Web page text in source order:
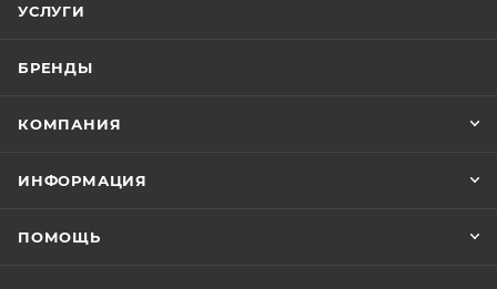
УСЛУГИ
БРЕНДЫ
КОМПАНИЯ
ИНФОРМАЦИЯ
ПОМОЩЬ